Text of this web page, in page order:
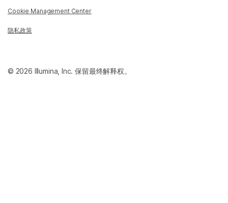
Cookie Management Center
隐私政策
© 2026 Illumina, Inc. 保留最终解释权。